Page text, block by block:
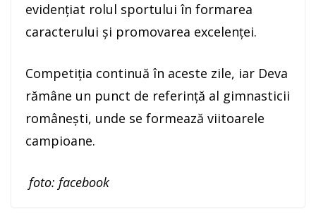
evidențiat rolul sportului în formarea
caracterului și promovarea excelenței.
Competiția continuă în aceste zile, iar Deva
rămâne un punct de referință al gimnasticii
românești, unde se formează viitoarele
campioane.
foto: facebook